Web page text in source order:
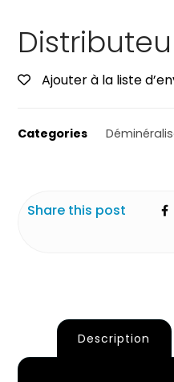
Ajouter à la liste
Categories
Description